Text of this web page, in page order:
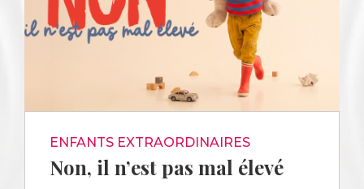
ENFANTS EXTRAORDINAIRES
Non, il n’est pas mal élevé